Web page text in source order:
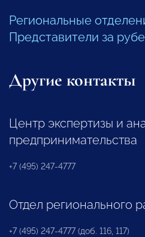
Региональные
Представители за
Другие контакты
Центр экспертизы и
предпринимательства
+7 (495) 247-4777
Отдел регионального
+7 (495) 247-4777 (доб. 116, 117)